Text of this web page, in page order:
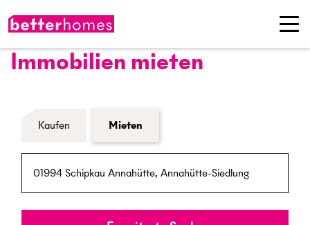
Immobilien mieten
Formular Immobiliensuche
Kaufen Mieten
Umkreis